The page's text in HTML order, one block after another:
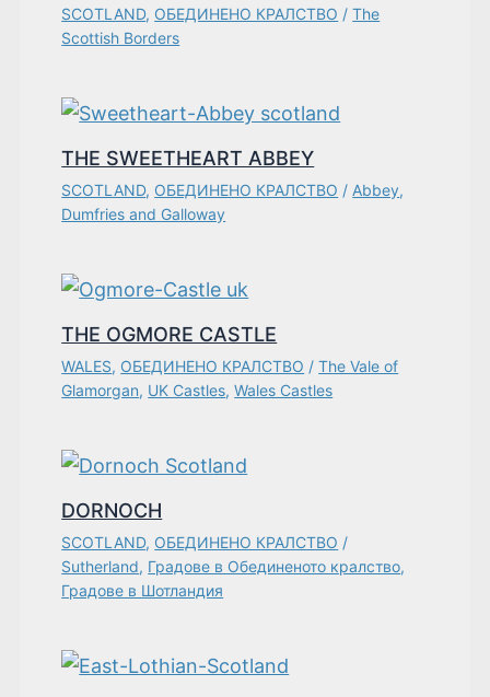
SCOTLAND, ОБЕДИНЕНО КРАЛСТВО /The
Scottish Borders
THE SWEETHEART ABBEY
SCOTLAND, ОБЕДИНЕНО КРАЛСТВО / Abbey,
Dumfries and Galloway
THE OGMORE CASTLE
WALES, ОБЕДИНЕНО КРАЛСТВО /The Vale of
Glamorgan, UK Castles,Wales Castles
DORNOCH
SCOTLAND, ОБЕДИНЕНО КРАЛСТВО /
Sutherland, Градове в Обединеното кралство,
Градове в Шотландия